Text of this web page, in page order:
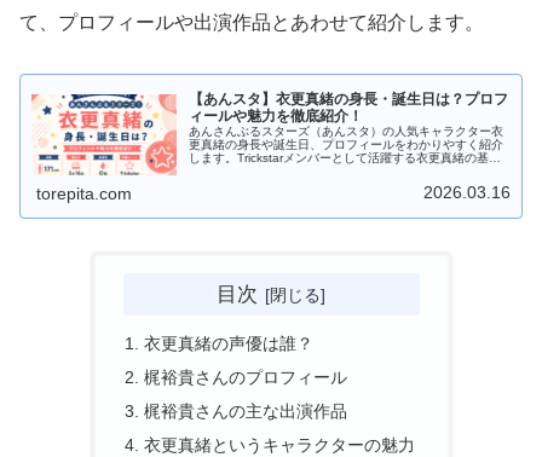
て、プロフィールや出演作品とあわせて紹介します。
【あんスタ】衣更真緒の身長・誕生日は？プロフ
ィールや魅力を徹底紹介！
あんさんぶるスターズ（あんスタ）の人気キャラクター衣
更真緒の身長や誕生日、プロフィールをわかりやすく紹介
します。Trickstarメンバーとして活躍する衣更真緒の基本
torepita.com 2026.03.16
目次
衣更真緒の声優は誰？
梶裕貴さんのプロフィール
梶裕貴さんの主な出演作品
衣更真緒というキャラクターの魅力